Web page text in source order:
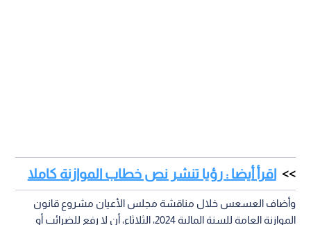
اقرأ أيضا : رؤيا تنشر نص خطاب الموازنة كاملا
وأضاف العسعس خلال مناقشة مجلس الأعيان مشروع قانون
الموازنة العامة للسنة المالية 2024، الثلاثاء، أن لا رفع للضرائب أو